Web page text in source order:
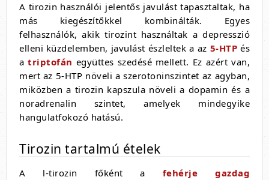
A tirozin használói jelentős javulást tapasztaltak, ha
más kiegészítőkkel kombinálták. Egyes
felhasználók, akik tirozint használtak a depresszió
elleni küzdelemben, javulást észleltek a az 5-HTP és
atriptofán együttes szedésé mellett. Ez azért van,
mert az 5-HTP növeli a szerotoninszintet az agyban,
miközben a tirozin kapszula növeli a dopamin és a
noradrenalin szintet, amelyek mindegyike
hangulatfokozó hatású.
Tirozin tartalmú ételek
A l-tirozin főként a fehérje gazdag